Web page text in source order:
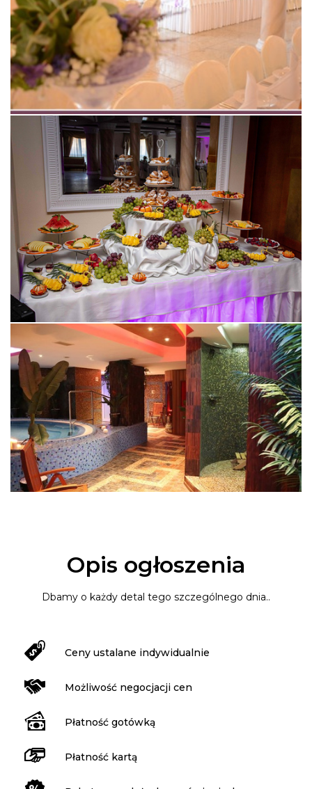
Opis ogłoszenia
Dbamy o każdy detal tego szczególnego dnia..
Ceny ustalane indywidualnie
Możliwość negocjacji cen
Płatność gotówką
Płatność kartą